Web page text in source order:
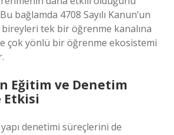
bağlamda 4708 Sayılı Kanun’un
tek bir öğrenme kanalına
çok yönlü bir öğrenme ekosistemi
Eğitim ve Denetim
Etkisi
denetimi süreçlerini de